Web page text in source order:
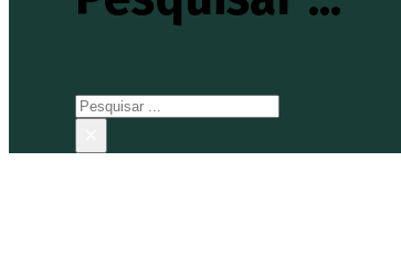
Pesquisar